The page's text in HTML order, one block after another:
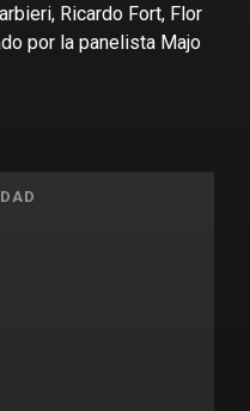
Ricardo Fort, Flor
por la panelista Majo